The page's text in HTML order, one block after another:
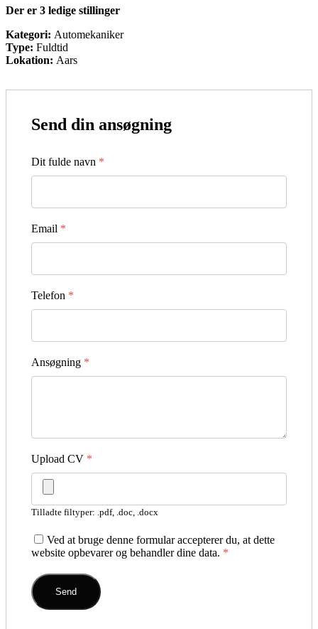
Der er 3 ledige stillinger
Kategori: Automekaniker
Type: Fuldtid
Lokation: Aars
Send din ansøgning
Dit fulde navn *
Email *
Telefon *
Ansøgning *
Upload CV *
Tilladte filtyper: .pdf, .doc, .docx
Ved at bruge denne formular accepterer du, at dette
website opbevarer og behandler dine data. *